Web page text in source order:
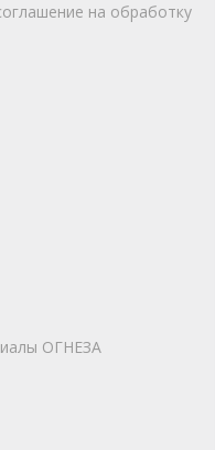
на обработку
ОГНЕЗА